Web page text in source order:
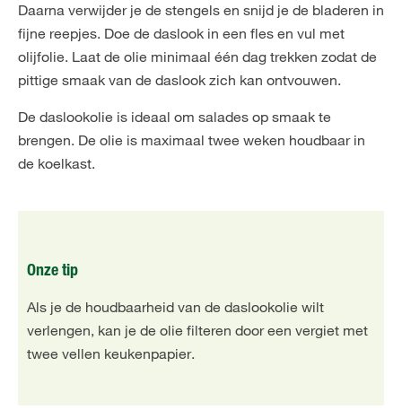
Daarna verwijder je de stengels en snijd je de bladeren in
fijne reepjes. Doe de daslook in een fles en vul met
olijfolie. Laat de olie minimaal één dag trekken zodat de
pittige smaak van de daslook zich kan ontvouwen.
De daslookolie is ideaal om salades op smaak te
brengen. De olie is maximaal twee weken houdbaar in
de koelkast.
Onze tip
Als je de houdbaarheid van de daslookolie wilt
verlengen, kan je de olie filteren door een vergiet met
twee vellen keukenpapier.